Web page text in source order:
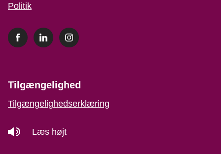
Politik
Tilgængelighed
Tilgængelighedserklæring
Læs højt